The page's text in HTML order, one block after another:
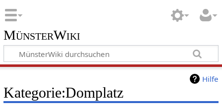
MünsterWiki
Hilfe
Kategorie:Domplatz